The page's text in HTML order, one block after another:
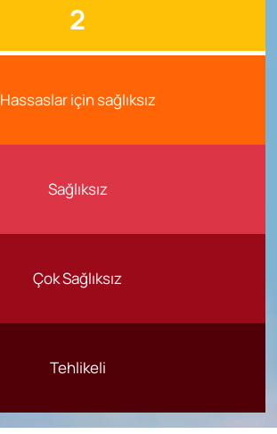
2
Hassaslar için sağlıksız
Sağlıksız
Çok Sağlıksız
Tehlikeli